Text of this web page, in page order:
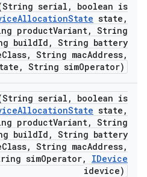
serial ,
boolean is
AllocationState state ,
productVariant, String
buildId , String battery
Class, String macAddress,
, String simOperator)
serial ,
boolean is
AllocationState state ,
productVariant, String
buildId , String battery
Class, String macAddress,
simOperator,
IDevice
idevice)